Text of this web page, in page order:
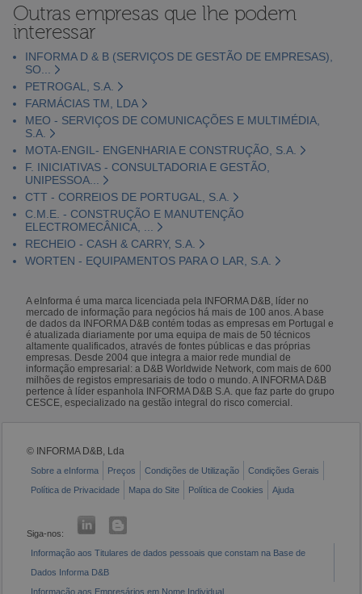
Outras empresas que lhe podem
interessar
INFORMA D & B (SERVIÇOS DE GESTÃO DE EMPRESAS),
SO...
PETROGAL, S.A.
FARMÁCIAS TM, LDA
MEO - SERVIÇOS DE COMUNICAÇÕES E MULTIMÉDIA,
S.A.
MOTA-ENGIL- ENGENHARIA E CONSTRUÇÃO, S.A.
F. INICIATIVAS - CONSULTADORIA E GESTÃO,
UNIPESSOA...
CTT - CORREIOS DE PORTUGAL, S.A.
C.M.E. - CONSTRUÇÃO E MANUTENÇÃO
ELECTROMECÂNICA, ...
RECHEIO - CASH & CARRY, S.A.
WORTEN - EQUIPAMENTOS PARA O LAR, S.A.
A eInforma é uma marca licenciada pela INFORMA D&B, líder no
mercado de informação para negócios há mais de 100 anos. A base
de dados da INFORMA D&B contém todas as empresas em Portugal e
é atualizada diariamente por uma equipa de mais de 50 técnicos
altamente qualificados, através de fontes públicas e das próprias
empresas. Desde 2004 que integra a maior rede mundial de
informação empresarial: a D&B Worldwide Network, com mais de 600
milhões de registos empresariais de todo o mundo. A INFORMA D&B
pertence à líder espanhola INFORMA D&B S.A. que faz parte do grupo
CESCE, especializado na gestão integral do risco comercial.
© INFORMA D&B, Lda
Sobre a eInforma Preços Condições de Utilização
Condições Gerais
Política de Privacidade
Mapa do Site Política de Cookies Ajuda
Siga-nos:
Informação aos Titulares de dados pessoais que constam na Base de
Dados Informa D&B
Informação aos Empresários em Nome Individual